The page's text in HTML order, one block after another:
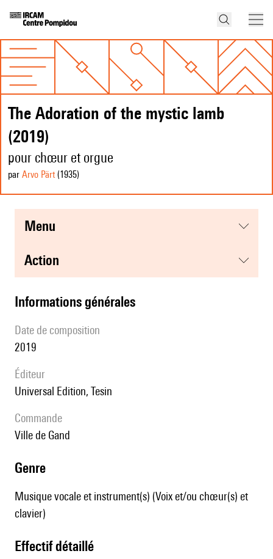
The Adoration of the mystic lamb
(2019)
pour chœur et orgue
par Arvo Pärt(1935)
menu
action
informations générales
date de composition
2019
éditeur
Universal Edition, Tesin
Commande
Ville de Gand
genre
Musique vocale et instrument(s) (Voix et/ou chœur(s) et
clavier)
effectif détaillé